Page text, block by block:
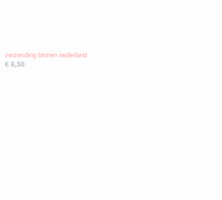
verzending binnen nederland
€ 6,50